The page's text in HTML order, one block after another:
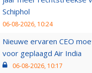
Schiphol
06-08-2026, 10:24
Nieuwe ervaren CEO
voor geplaagd Air India
06-08-2026, 10:17